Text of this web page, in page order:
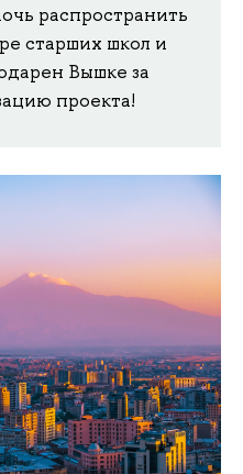
распространить
старших школ и
Вышке за
проекта!